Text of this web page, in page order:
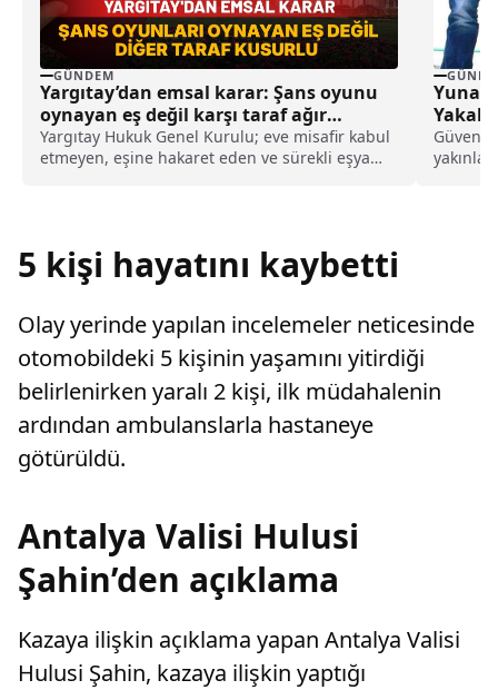
GÜNDEM
Yargıtay’dan emsal karar: Şans oyunu
oynayan eş değil karşı taraf ağır
kusurlu sayıldı
Yargıtay Hukuk Genel Kurulu; eve misafir kabul
etmeyen, eşine hakaret eden ve sürekli eşya
5 kişi hayatını kaybetti
Olay yerinde yapılan incelemeler neticesinde
otomobildeki 5 kişinin yaşamını yitirdiği
belirlenirken yaralı 2 kişi, ilk müdahalenin
ardından ambulanslarla hastaneye
götürüldü.
Antalya Valisi Hulusi
Şahin’den açıklama
Kazaya ilişkin açıklama yapan Antalya Valisi
Hulusi Şahin, kazaya ilişkin yaptığı